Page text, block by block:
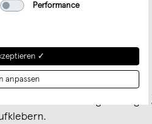
gut beschreibbar.
E R U M F A N G
mit Kalenderringbindung
Performance
✓
anpassen